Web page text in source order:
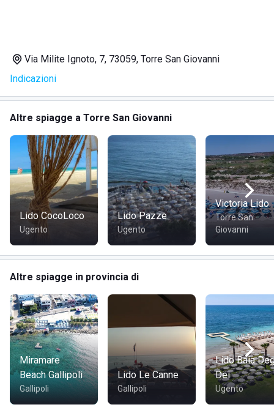
Puglia!
Il resort è a pochi minuti da Santa Maria di Leuca e da
da Gallipoli e a meno di un'ora da Lecce.
Via Milite Ignoto, 7, 73059, Torre San Giovanni
Indicazioni
Altre spiagge a Torre San Giovanni
Lido CocoLoco
Ugento
Lido Pazze
Ugento
Victoria Lido
Torre San
Giovanni
Altre spiagge in provincia di
Miramare
Beach Gallipoli
Gallipoli
Lido Le Canne
Gallipoli
Lido Baia
Dei
Ugento